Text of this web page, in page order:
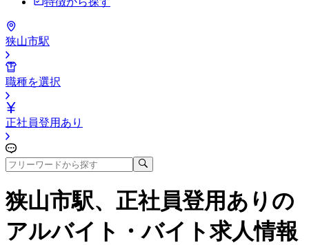
狭山市駅
職種を選択
正社員登用あり
狭山市駅、正社員登用あり の
アルバイト・バイト求人情報